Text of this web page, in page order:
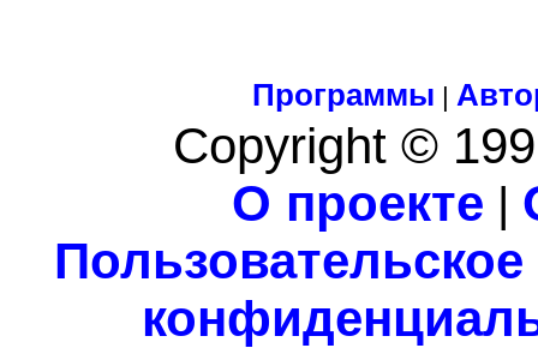
Программы |
Copyright ©
О проекте |